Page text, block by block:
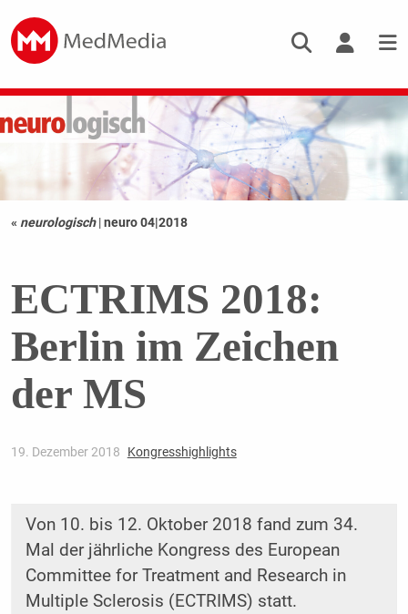
« neurologisch |neuro 04|2018
ECTRIMS 2018:
Berlin im Zeichen
der MS
19. Dezember 2018 Kongresshighlights
Von 10. bis 12. Oktober 2018 fand zum 34.
Mal der jährliche Kongress des European
Committee for Treatment and Research in
Multiple Sclerosis (ECTRIMS) statt.